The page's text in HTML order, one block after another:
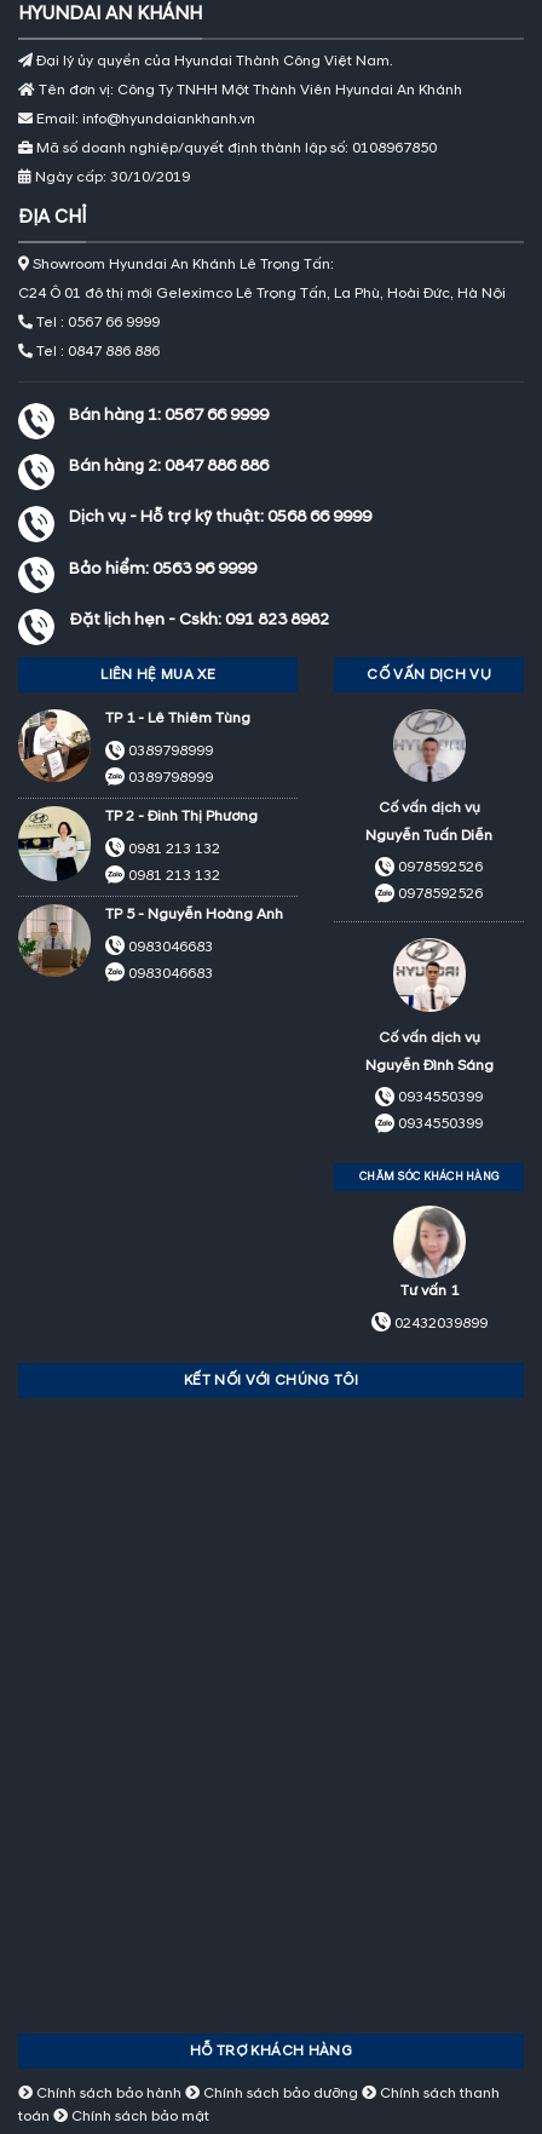
HYUNDAI AN KHÁNH
Đại lý ủy quyền của Hyundai Thành Công Việt Nam.
Tên đơn vị: Công Ty TNHH Một Thành Viên Hyundai An Khánh
Email: info@hyundaiankhanh.vn
Mã số doanh nghiệp/quyết định thành lập số: 0108967850
Ngày cấp: 30/10/2019
ĐỊA CHỈ
Showroom Hyundai An Khánh Lê Trọng Tấn:
C24 Ô 01 đô thị mới Geleximco Lê Trọng Tấn, La Phù, Hoài Đức, Hà Nội
Tel : 0567 66 9999
Tel : 0847 886 886
Bán hàng 1:0567 66 9999
Bán hàng 2:0847 886 886
Dịch vụ - Hỗ trợ kỹ thuật:0568 66 9999
Bảo hiểm:0563 96 9999
Đặt lịch hẹn - Cskh:091 823 8982
LIÊN HỆ MUA XE
TP 1 - Lê Thiêm Tùng
0389798999
0389798999
TP 2 - Đinh Thị Phương
0981 213 132
0981 213 132
TP 5 - Nguyễn Hoàng Anh
0983046683
0983046683
CỐ VẤN DỊCH VỤ
Cố vấn dịch vụ
Nguyễn Tuấn Diễn
0978592526
0978592526
Cố vấn dịch vụ
Nguyễn Đình Sáng
0934550399
0934550399
CHĂM SÓC KHÁCH HÀNG
Tư vấn 1
02432039899
KẾT NỐI VỚI CHÚNG TÔI
HỖ TRỢ KHÁCH HÀNG
Chính sách bảo hành Chính sách bảo dưỡng
Chính sách thanh
toán
Chính sách bảo mật